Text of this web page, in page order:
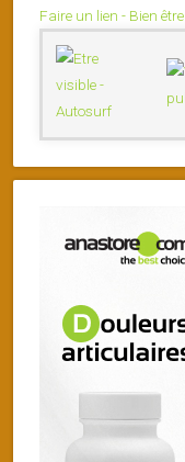
Faire un lien - Bien être